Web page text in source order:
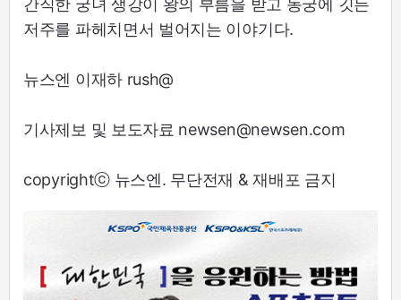
간직한 궁녀 생강이 왕의 부름을 받고 동궁에 깃든
저주를 파헤치면서 벌어지는 이야기다.
뉴스엔 이재하 rush@
기사제보 및 보도자료 newsen@newsen.com
copyrightⓒ 뉴스엔. 무단전재 & 재배포 금지